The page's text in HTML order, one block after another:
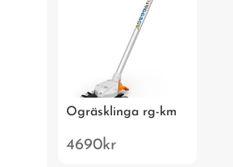
Ogräsklinga rg-km
4690kr